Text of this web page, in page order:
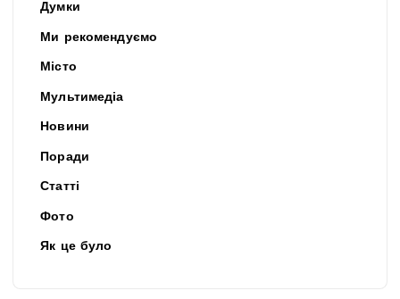
Думки
Ми рекомендуємо
Місто
Мультимедіа
Новини
Поради
Статті
Фото
Як це було